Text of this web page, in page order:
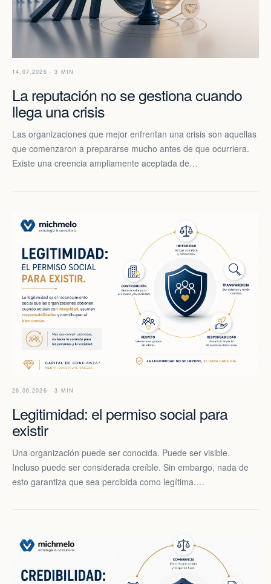
14.07.2026 · 3 MIN
La reputación no se gestiona cuando
llega una crisis
Las organizaciones que mejor enfrentan una crisis son aquellas
que comenzaron a prepararse mucho antes de que ocurriera.
Existe una creencia ampliamente aceptada de…
26.06.2026 · 3 MIN
Legitimidad: el permiso social para
existir
Una organización puede ser conocida. Puede ser visible.
Incluso puede ser considerada creíble. Sin embargo, nada de
esto garantiza que sea percibida como legítima.…